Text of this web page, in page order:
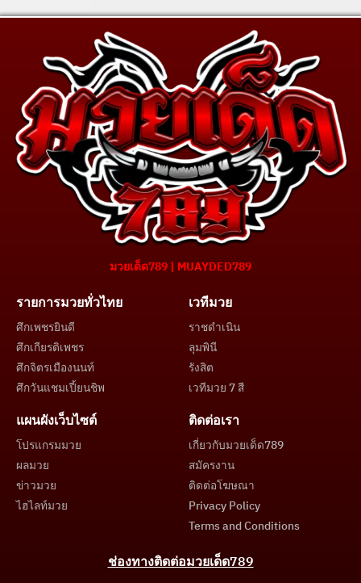
มวยเด็ด789 | MUAYDED789
รายการมวยทั่วไทย
ศึกเพชรยินดี
ศึกเกียรติเพชร
ศึกจิตรเมืองนนท์
ศึกวันแชมเปี้ยนชิพ
เวทีมวย
ราชดำเนิน
ลุมพินี
รังสิต
เวทีมวย 7 สี
แผนผังเว็บไซต์
โปรแกรมมวย
ผลมวย
ข่าวมวย
ไฮไลท์มวย
ติดต่อเรา
เกี่ยวกับมวยเด็ด789
สมัครงาน
ติดต่อโฆษณา
Privacy Policy
Terms and Conditions
ช่องทางติดต่อมวยเด็ด789